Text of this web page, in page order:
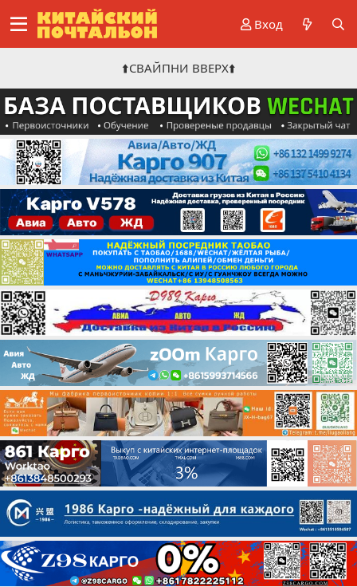
Вход
⬆️СВАЙПНИ ВВЕРХ⬆️